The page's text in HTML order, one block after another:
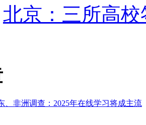
北京：三所高
、非洲调查：2025年在线学习将成主流